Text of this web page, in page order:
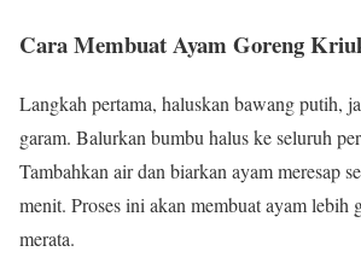
Cara Membuat Ayam Goreng
Langkah pertama, haluskan bawang putih,
garam. Balurkan bumbu halus ke seluruh
Tambahkan air dan biarkan ayam meresap
menit. Proses ini akan membuat ayam lebih
merata.